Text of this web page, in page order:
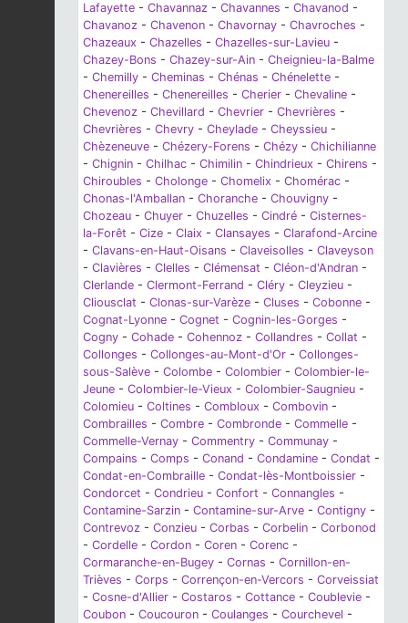
Lafayette - Chavannaz - Chavannes - Chavanod -
Chavanoz - Chavenon - Chavornay - Chavroches -
Chazeaux - Chazelles - Chazelles-sur-Lavieu -
Chazey-Bons - Chazey-sur-Ain - Cheignieu-la-Balme
- Chemilly - Cheminas - Chénas - Chénelette -
Chenereilles - Chenereilles - Cherier - Chevaline -
Chevenoz - Chevillard - Chevrier - Chevrières -
Chevrières - Chevry - Cheylade - Cheyssieu -
Chèzeneuve - Chézery-Forens - Chézy - Chichilianne
- Chignin - Chilhac - Chimilin - Chindrieux - Chirens -
Chiroubles - Cholonge - Chomelix - Chomérac -
Chonas-l'Amballan - Choranche - Chouvigny -
Chozeau - Chuyer - Chuzelles - Cindré - Cisternes-
la-Forêt - Cize - Claix - Clansayes - Clarafond-Arcine
- Clavans-en-Haut-Oisans - Claveisolles - Claveyson
- Clavières - Clelles - Clémensat - Cléon-d'Andran -
Clerlande - Clermont-Ferrand - Cléry - Cleyzieu -
Cliousclat - Clonas-sur-Varèze - Cluses - Cobonne -
Cognat-Lyonne - Cognet - Cognin-les-Gorges -
Cogny - Cohade - Cohennoz - Collandres - Collat -
Collonges - Collonges-au-Mont-d'Or - Collonges-
sous-Salève - Colombe - Colombier - Colombier-le-
Jeune - Colombier-le-Vieux - Colombier-Saugnieu -
Colomieu - Coltines - Combloux - Combovin -
Combrailles - Combre - Combronde - Commelle -
Commelle-Vernay - Commentry - Communay -
Compains - Comps - Conand - Condamine - Condat -
Condat-en-Combraille - Condat-lès-Montboissier -
Condorcet - Condrieu - Confort - Connangles -
Contamine-Sarzin - Contamine-sur-Arve - Contigny -
Contrevoz - Conzieu - Corbas - Corbelin - Corbonod
- Cordelle - Cordon - Coren - Corenc -
Cormaranche-en-Bugey - Cornas - Cornillon-en-
Trièves - Corps - Corrençon-en-Vercors - Corveissiat
- Cosne-d'Allier - Costaros - Cottance - Coublevie -
Coubon - Coucouron - Coulanges - Courchevel -